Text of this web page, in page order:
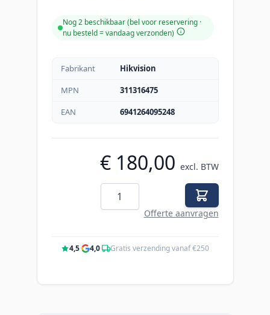
Nog 2 beschikbaar (bel voor reservering ·
nu besteld = vandaag verzonden)
Fabrikant
Hikvision
MPN
311316475
EAN
6941264095248
€ 180,00 excl. BTW
Aantal
Offerte aanvragen
4,5· 4,0· Gratis verzending vanaf €250